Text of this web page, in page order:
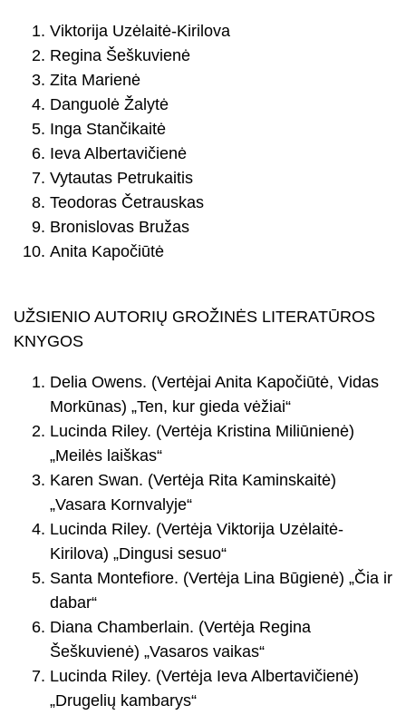
Viktorija Uzėlaitė-Kirilova
Regina Šeškuvienė
Zita Marienė
Danguolė Žalytė
Inga Stančikaitė
Ieva Albertavičienė
Vytautas Petrukaitis
Teodoras Četrauskas
Bronislovas Bružas
Anita Kapočiūtė
UŽSIENIO AUTORIŲ GROŽINĖS LITERATŪROS
KNYGOS
Delia Owens. (Vertėjai Anita Kapočiūtė, Vidas
Morkūnas) „Ten, kur gieda vėžiai“
Lucinda Riley. (Vertėja Kristina Miliūnienė)
„Meilės laiškas“
Karen Swan. (Vertėja Rita Kaminskaitė)
„Vasara Kornvalyje“
Lucinda Riley. (Vertėja Viktorija Uzėlaitė-
Kirilova) „Dingusi sesuo“
Santa Montefiore. (Vertėja Lina Būgienė) „Čia ir
dabar“
Diana Chamberlain. (Vertėja Regina
Šeškuvienė) „Vasaros vaikas“
Lucinda Riley. (Vertėja Ieva Albertavičienė)
„Drugelių kambarys“